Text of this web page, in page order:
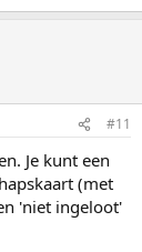
#11
Je kunt een
(met
'niet ingeloot'